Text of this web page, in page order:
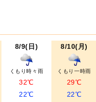
8/9(日)
くもり時々雨
32℃
22℃
8/10(月)
くもり一時雨
29℃
22℃